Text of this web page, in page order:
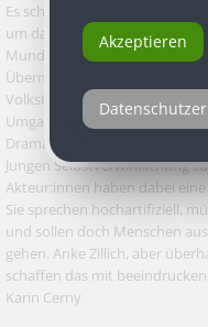
Es schnürt einem die Luft
um das Baby ihrer
Mund wie eine Drohung. Anke
Übermutterfigur einen
Volkstheater Worte wie
Umgang miteinander.
Drama „Einsame Menschen“
Jungen Selbstverwirklichung
Akteur:innen haben dabei
Sie sprechen hochartifiziell,
und sollen doch Menschen
gehen. Anke Zillich, aber
schaffen das mit
Karin Cerny
Akzeptieren